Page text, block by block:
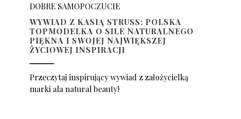
DOBRE SAMOPOCZUCIE
WYWIAD Z KASIĄ STRUSS: POLSKA
TOPMODELKA O SILE NATURALNEGO
PIĘKNA I SWOJEJ NAJWIĘKSZEJ
ŻYCIOWEJ INSPIRACJI
Przeczytaj inspirujący wywiad z założycielką
marki ala natural beauty!